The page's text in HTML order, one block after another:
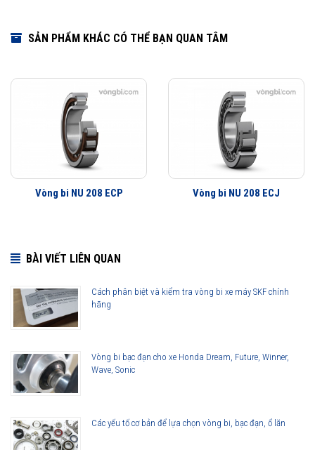
SẢN PHẨM KHÁC CÓ THỂ BẠN QUAN TÂM
Vòng bi NU 208 ECP Vòng bi NU 208 ECJ
BÀI VIẾT LIÊN QUAN
Cách phân biệt và kiểm tra vòng bi xe máy SKF chính
hãng
Vòng bi bạc đạn cho xe Honda Dream, Future, Winner,
Wave, Sonic
Các yếu tố cơ bản để lựa chọn vòng bi, bạc đạn, ổ lăn